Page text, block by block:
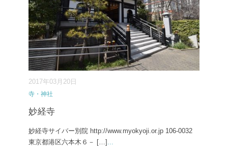
2017年03月20日
寺・神社
妙経寺
妙経寺サイバー別院 http://www.myokyoji.or.jp 106-0032
東京都港区六本木６－ […] ...